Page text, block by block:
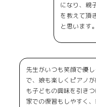
になり、親
を教えて頂
と思います。
先生がいつも笑顔で優
で、娘も楽しくピアノ
も子どもの興味を引きつ
家での復習もしやすく